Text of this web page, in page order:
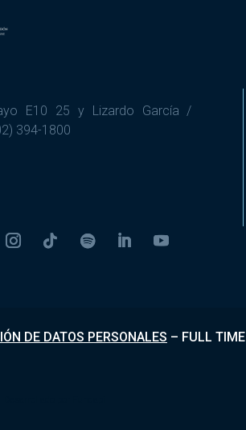
E10 25 y Lizardo García /
394-1800
DE DATOS PERSONALES – FULL TIME